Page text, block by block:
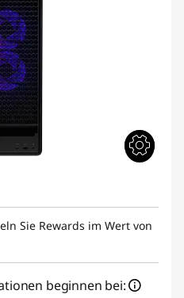
Sie Rewards im Wert von
beginnen bei: